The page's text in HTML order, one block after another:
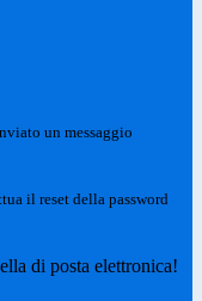
un messaggio
il reset della password
di posta elettronica!